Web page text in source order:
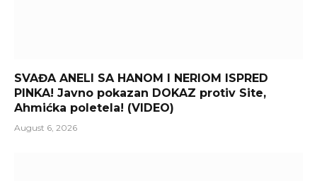
SVAĐA ANELI SA HANOM I NERIOM ISPRED
PINKA! Javno pokazan DOKAZ protiv Site,
Ahmićka poletela! (VIDEO)
August 6, 2026